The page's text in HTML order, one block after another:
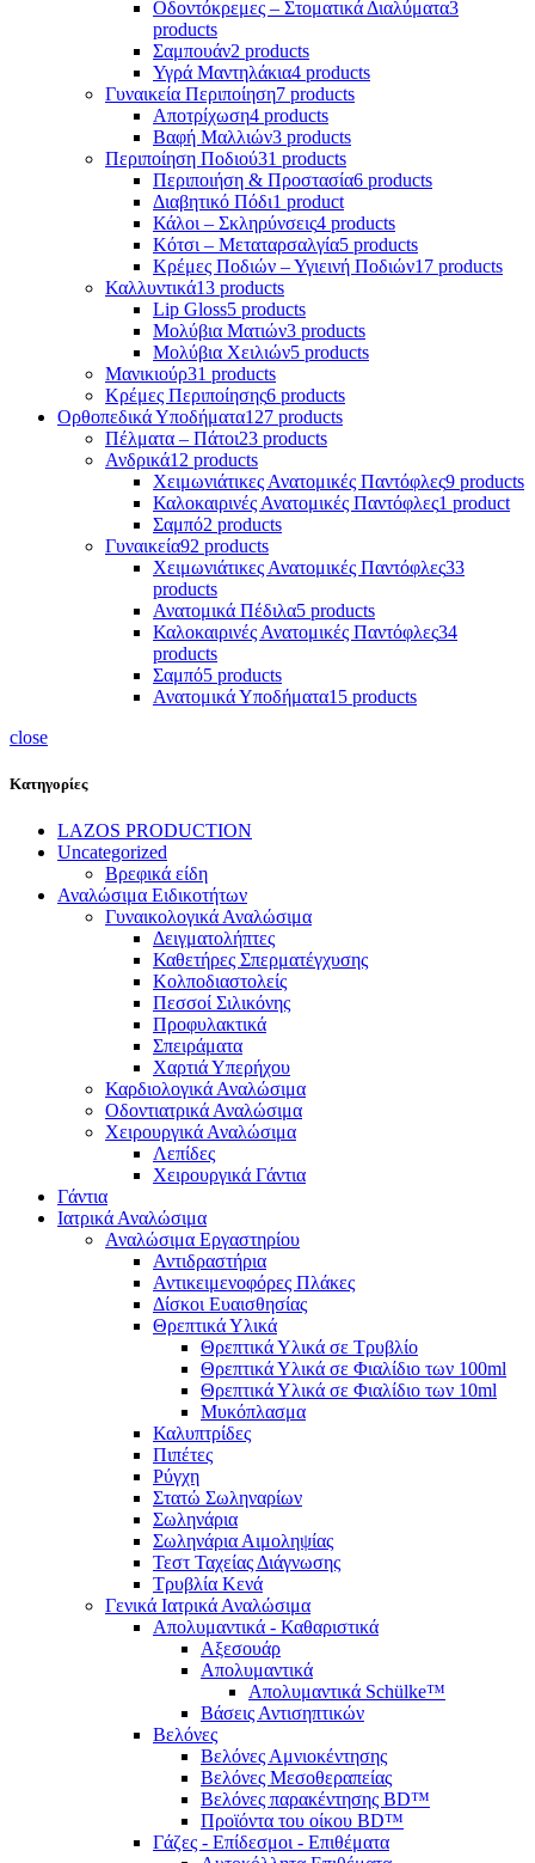
Οδοντόκρεμες – Στοματικά Διαλύματα3
products
Σαμπουάν2 products
Υγρά Μαντηλάκια4 products
Γυναικεία Περιποίηση7 products
Αποτρίχωση4 products
Βαφή Μαλλιών3 products
Περιποίηση Ποδιού31 products
Περιποιήση & Προστασία6 products
Διαβητικό Πόδι1 product
Κάλοι – Σκληρύνσεις4 products
Κότσι – Μεταταρσαλγία5 products
Κρέμες Ποδιών – Υγιεινή Ποδιών17 products
Καλλυντικά13 products
Lip Gloss5 products
Μολύβια Ματιών3 products
Μολύβια Χειλιών5 products
Μανικιούρ31 products
Κρέμες Περιποίησης6 products
Ορθοπεδικά Υποδήματα127 products
Πέλματα – Πάτοι23 products
Ανδρικά12 products
Χειμωνιάτικες Ανατομικές Παντόφλες9 products
Καλοκαιρινές Ανατομικές Παντόφλες1 product
Σαμπό2 products
Γυναικεία92 products
Χειμωνιάτικες Ανατομικές Παντόφλες33
products
Ανατομικά Πέδιλα5 products
Καλοκαιρινές Ανατομικές Παντόφλες34
products
Σαμπό5 products
Ανατομικά Υποδήματα15 products
close
Κατηγορίες
LAZOS PRODUCTION
Uncategorized
Βρεφικά είδη
Αναλώσιμα Ειδικοτήτων
Γυναικολογικά Αναλώσιμα
Δειγματολήπτες
Καθετήρες Σπερματέγχυσης
Κολποδιαστολείς
Πεσσοί Σιλικόνης
Προφυλακτικά
Σπειράματα
Χαρτιά Υπερήχου
Καρδιολογικά Αναλώσιμα
Οδοντιατρικά Αναλώσιμα
Χειρουργικά Αναλώσιμα
Λεπίδες
Χειρουργικά Γάντια
Γάντια
Ιατρικά Αναλώσιμα
Αναλώσιμα Εργαστηρίου
Αντιδραστήρια
Αντικειμενοφόρες Πλάκες
Δίσκοι Ευαισθησίας
Θρεπτικά Υλικά
Θρεπτικά Υλικά σε Τρυβλίο
Θρεπτικά Υλικά σε Φιαλίδιο των 100ml
Θρεπτικά Υλικά σε Φιαλίδιο των 10ml
Μυκόπλασμα
Καλυπτρίδες
Πιπέτες
Ρύγχη
Στατώ Σωληναρίων
Σωληνάρια
Σωληνάρια Αιμοληψίας
Τεστ Ταχείας Διάγνωσης
Τρυβλία Κενά
Γενικά Ιατρικά Αναλώσιμα
Απολυμαντικά - Καθαριστικά
Αξεσουάρ
Απολυμαντικά
Απολυμαντικά Schülke™
Βάσεις Αντισηπτικών
Βελόνες
Βελόνες Αμνιοκέντησης
Βελόνες Μεσοθεραπείας
Βελόνες παρακέντησης BD™
Προϊόντα του οίκου BD™
Γάζες - Επίδεσμοι - Επιθέματα